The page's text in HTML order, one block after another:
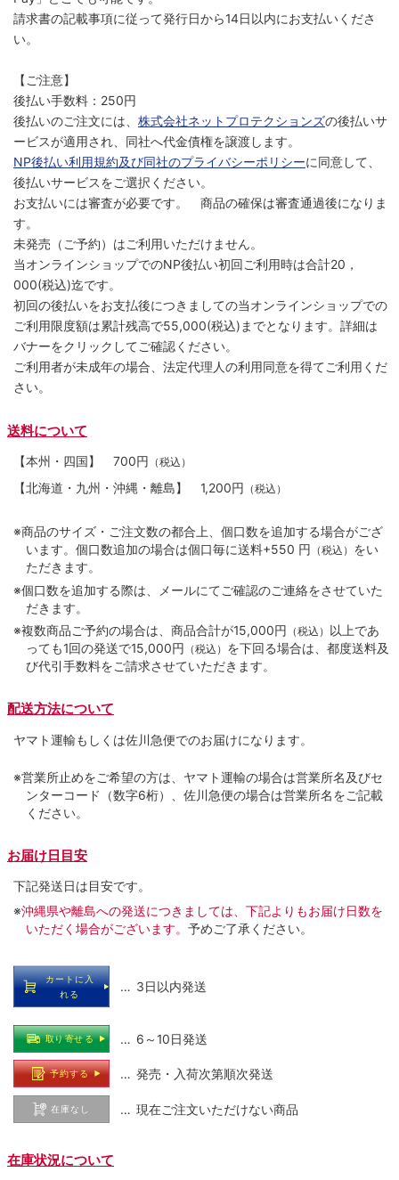
請求書の記載事項に従って発行日から14日以内にお支払いくださ
い。
【ご注意】
後払い手数料：250円
後払いのご注文には、 株式会社ネットプロテクションズの後払いサ
ービスが適用され、同社へ代金債権を譲渡します。
NP後払い利用規約及び同社のプライバシーポリシーに同意して、
後払いサービスをご選択ください。
お支払いには審査が必要です。 商品の確保は審査通過後になりま
す。
未発売（ご予約）はご利用いただけません。
当オンラインショップでのNP後払い初回ご利用時は合計20，
000(税込)迄です。
初回の後払いをお支払後につきましての当オンラインショップでの
ご利用限度額は累計残高で55,000(税込)までとなります。詳細は
バナーをクリックしてご確認ください。
ご利用者が未成年の場合、法定代理人の利用同意を得てご利用くだ
さい。
送料について
【本州・四国】 700円 （税込）
【北海道・九州・沖縄・離島】 1,200円 （税込）
※商品のサイズ・ご注文数の都合上、個口数を追加する場合がござ
います。個口数追加の場合は個口毎に送料+550 円 （税込） をい
ただきます。
※個口数を追加する際は、メールにてご確認のご連絡をさせていた
だきます。
※複数商品ご予約の場合は、商品合計が15,000円 （税込） 以上であ
っても1回の発送で15,000円 （税込） を下回る場合は、都度送料及
び代引手数料をご請求させていただきます。
配送方法について
ヤマト運輸もしくは佐川急便でのお届けになります。
※営業所止めをご希望の方は、ヤマト運輸の場合は営業所名及びセ
ンターコード（数字6桁）、佐川急便の場合は営業所名をご記載
ください。
お届け日目安
下記発送日は目安です。
※沖縄県や離島への発送につきましては、下記よりもお届け日数を
いただく場合がございます。 予めご了承ください。
カートに入
れる
… 3日以内発送
取り寄せる … 6～10日発送
予約する … 発売・入荷次第順次発送
在庫なし … 現在ご注文いただけない商品
在庫状況について